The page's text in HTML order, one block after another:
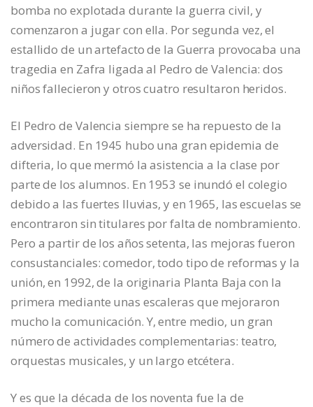
bomba no explotada durante la guerra civil, y
comenzaron a jugar con ella. Por segunda vez, el
estallido de un artefacto de la Guerra provocaba una
tragedia en Zafra ligada al Pedro de Valencia: dos
niños fallecieron y otros cuatro resultaron heridos.
El Pedro de Valencia siempre se ha repuesto de la
adversidad. En 1945 hubo una gran epidemia de
difteria, lo que mermó la asistencia a la clase por
parte de los alumnos. En 1953 se inundó el colegio
debido a las fuertes lluvias, y en 1965, las escuelas se
encontraron sin titulares por falta de nombramiento.
Pero a partir de los años setenta, las mejoras fueron
consustanciales: comedor, todo tipo de reformas y la
unión, en 1992, de la originaria Planta Baja con la
primera mediante unas escaleras que mejoraron
mucho la comunicación. Y, entre medio, un gran
número de actividades complementarias: teatro,
orquestas musicales, y un largo etcétera.
Y es que la década de los noventa fue la de